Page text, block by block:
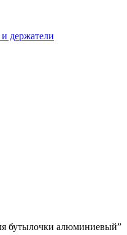
держатели
бутылочки алюминиевый”